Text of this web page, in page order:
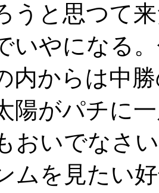
うと思つて
いやになる
内からは中
陽がパチに
おいでなさ
ムを見たい